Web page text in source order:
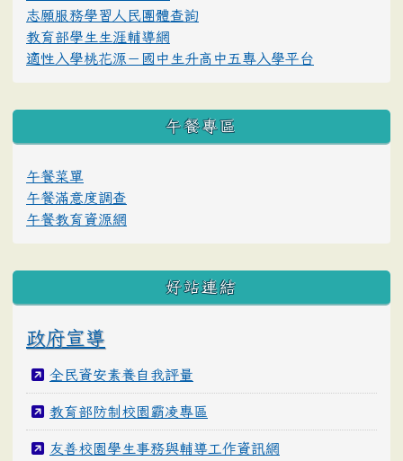
志願服務學習人民團體查詢
教育部學生生涯輔導網
適性入學桃花源－國中生升高中五專入學平台
午餐專區
午餐菜單
午餐滿意度調查
午餐教育資源網
好站連結
政府宣導
全民資安素養自我評量
教育部防制校園霸凌專區
友善校園學生事務與輔導工作資訊網